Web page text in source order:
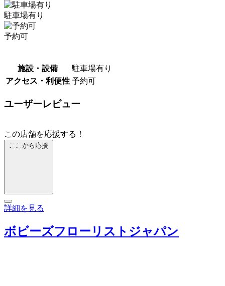
駐車場有り
予約可
施設・設備
駐車場有り
アクセス・利便性 予約可
ユーザーレビュー
この店舗を応援する！
ここから応援
詳細を見る
ボビーズフローリストジャパン